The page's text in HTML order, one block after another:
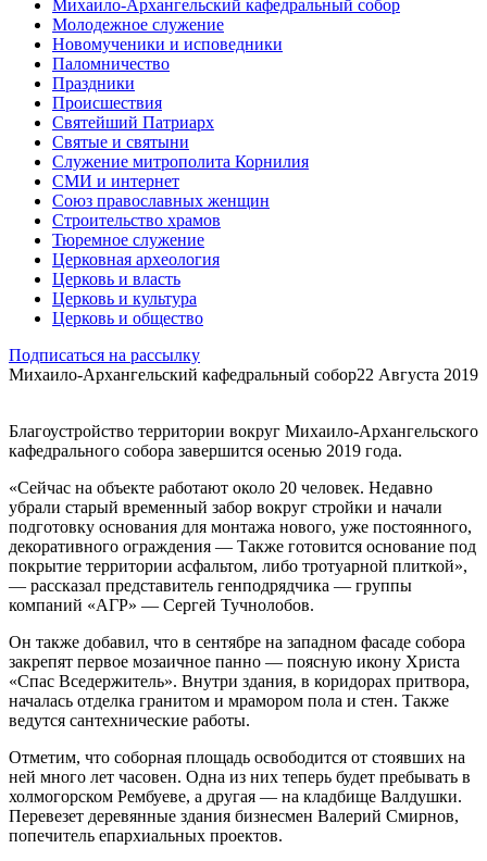
Михаило-Архангельский кафедральный собор
Молодежное служение
Новомученики и исповедники
Паломничество
Праздники
Происшествия
Святейший Патриарх
Святые и святыни
Служение митрополита Корнилия
СМИ и интернет
Союз православных женщин
Строительство храмов
Тюремное служение
Церковная археология
Церковь и власть
Церковь и культура
Церковь и общество
Подписаться на рассылку
Михаило-Архангельский кафедральный собор22 Августа 2019
Благоустройство территории вокруг Михаило-Архангельского
кафедрального собора завершится осенью 2019 года.
«Сейчас на объекте работают около 20 человек. Недавно
убрали старый временный забор вокруг стройки и начали
подготовку основания для монтажа нового, уже постоянного,
декоративного ограждения — Также готовится основание под
покрытие территории асфальтом, либо тротуарной плиткой»,
— рассказал представитель генподрядчика — группы
компаний «АГР» — Сергей Тучнолобов.
Он также добавил, что в сентябре на западном фасаде собора
закрепят первое мозаичное панно — поясную икону Христа
«Спас Вседержитель». Внутри здания, в коридорах притвора,
началась отделка гранитом и мрамором пола и стен. Также
ведутся сантехнические работы.
Отметим, что соборная площадь освободится от стоявших на
ней много лет часовен. Одна из них теперь будет пребывать в
холмогорском Рембуеве, а другая — на кладбище Валдушки.
Перевезет деревянные здания бизнесмен Валерий Смирнов,
попечитель епархиальных проектов.